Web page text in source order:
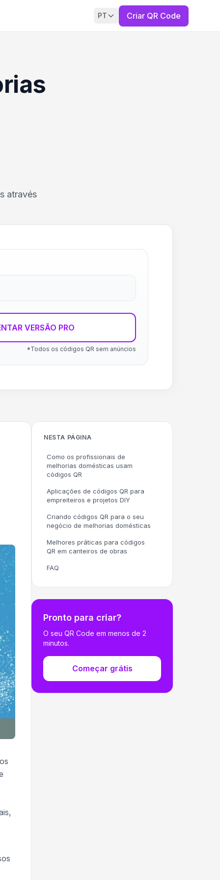
PT Criar QR Code
através
VERSÃO PRO
*Todos os códigos QR sem anúncios
NESTA PÁGINA
Como os profissionais de
melhorias domésticas usam
códigos QR
Aplicações de códigos QR para
empreiteiros e projetos DIY
Criando códigos QR para o seu
negócio de melhorias domésticas
Melhores práticas para códigos
QR em canteiros de obras
FAQ
Pronto para criar?
O seu QR Code em menos de 2
minutos.
Começar grátis